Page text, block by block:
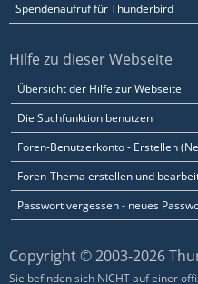
Spendenaufruf für Thunderbird
Hilfe zu dieser Webseite
Übersicht der Hilfe zur Webseite
Die Suchfunktion benutzen
Foren-Benutzerkonto - Erstellen
Foren-Thema erstellen und
Passwort vergessen - neues
Copyright © 2003-2026
Sie befinden sich NICHT auf einer